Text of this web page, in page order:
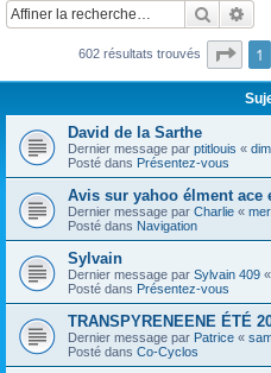
602 résultats trouvés Page
1
David de la Sarthe
Dernier message par ptitlouis «
Posté dans Présentez-vous
Avis sur yahoo élment ace
Dernier message par Charlie «
Posté dans Navigation
Sylvain
Dernier message par Sylvain 409 «
Posté dans Présentez-vous
TRANSPYRENEENE ÉTÉ
Dernier message par Patrice «
Posté dans Co-Cyclos